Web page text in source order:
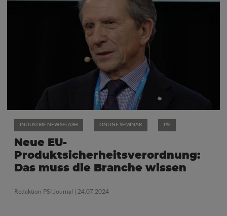
INDUSTRIE NEWSFLASH ONLINE SEMINAR PSI
Neue EU-
Produktsicherheitsverordnung:
Das muss die Branche wissen
Redaktion PSI Journal | 24.07.2024